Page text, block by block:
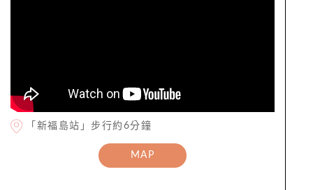
「新福島站」步行約6分鐘
MAP